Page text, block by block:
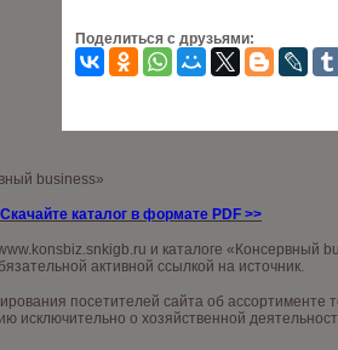
Поделиться с друзьями:
business»
Скачайте каталог в формате PDF >>
iz.snkigb.ru и каталоге «Консервный
активной ссылкой на источник.
посетителей сайта об ассортименте
исключительно о хозяйственной